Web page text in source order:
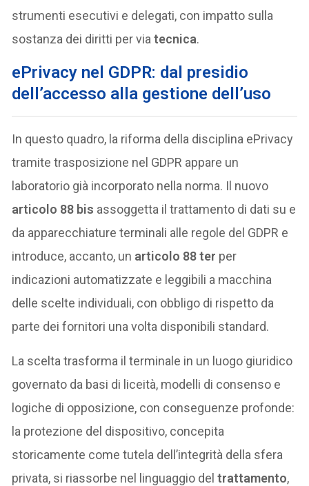
strumenti esecutivi e delegati, con impatto sulla
sostanza dei diritti per viatecnica.
ePrivacy nel GDPR: dal presidio
dell’accesso alla gestione dell’uso
In questo quadro, la riforma della disciplina ePrivacy
tramite trasposizione nel GDPR appare un
laboratorio già incorporato nella norma. Il nuovo
articolo 88 bis assoggetta il trattamento di dati su e
da apparecchiature terminali alle regole del GDPR e
introduce, accanto, un articolo 88 ter per
indicazioni automatizzate e leggibili a macchina
delle scelte individuali, con obbligo di rispetto da
parte dei fornitori una volta disponibili standard.
La scelta trasforma il terminale in un luogo giuridico
governato da basi di liceità, modelli di consenso e
logiche di opposizione, con conseguenze profonde:
la protezione del dispositivo, concepita
storicamente come tutela dell’integrità della sfera
privata, si riassorbe nel linguaggio deltrattamento,